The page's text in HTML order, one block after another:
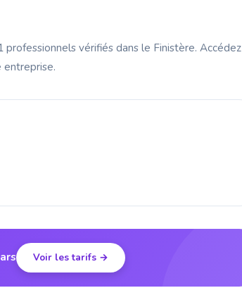
vérifiés dans le Finistère. Accédez
entreprise.
Voir les tarifs →